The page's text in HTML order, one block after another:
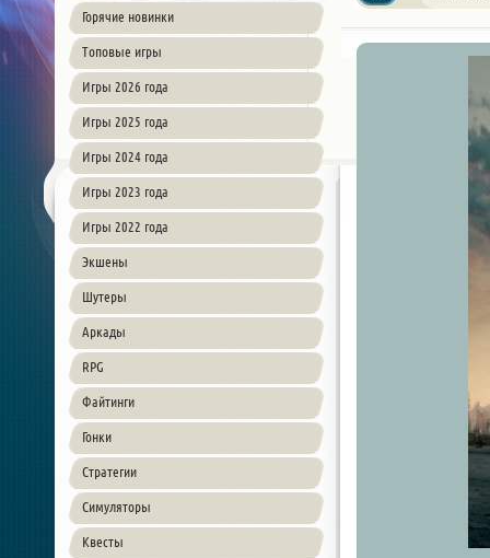
Горячие новинки
Топовые игры
Игры 2026 года
Игры 2025 года
Игры 2024 года
Игры 2023 года
Игры 2022 года
Экшены
Шутеры
Аркады
RPG
Файтинги
Гонки
Стратегии
Симуляторы
Квесты